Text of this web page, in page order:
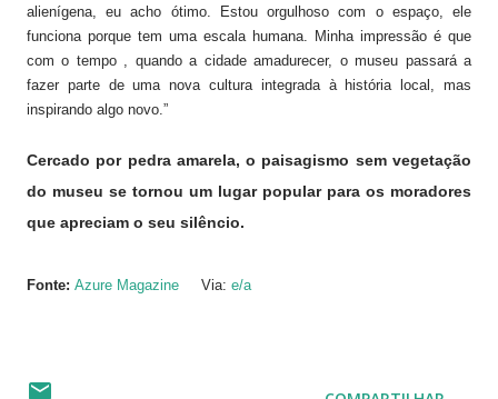
alienígena, eu acho ótimo. Estou orgulhoso com o espaço, ele
funciona porque tem uma escala humana. Minha impressão é que
com o tempo , quando a cidade amadurecer, o museu passará a
fazer parte de uma nova cultura integrada à história local, mas
inspirando algo novo.”
Cercado por pedra amarela, o paisagismo sem vegetação
do museu se tornou um lugar popular para os moradores
que apreciam o seu silêncio.
Fonte: Azure Magazine Via: e/a